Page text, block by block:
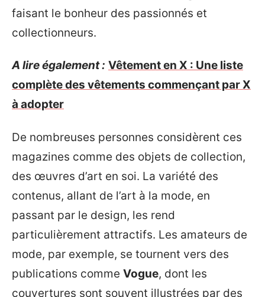
faisant le bonheur des passionnés et
collectionneurs.
A lire également : Vêtement en X : Une liste
complète des vêtements commençant par X
à adopter
De nombreuses personnes considèrent ces
magazines comme des objets de collection,
des œuvres d’art en soi. La variété des
contenus, allant de l’art à la mode, en
passant par le design, les rend
particulièrement attractifs. Les amateurs de
mode, par exemple, se tournent vers des
publications comme Vogue, dont les
couvertures sont souvent illustrées par des